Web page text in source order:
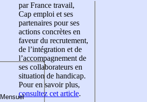
par France travail,
Cap emploi et ses
partenaires pour ses
actions concrètes en
faveur du recrutement,
de l’intégration et de
l’accompagnement de
ses collaborateurs en
situation de handicap.
Pour en savoir plus,
consultez cet article.